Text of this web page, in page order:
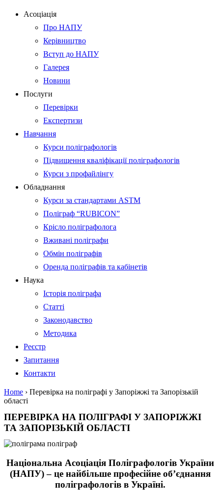
Асоціація
Про НАПУ
Керівництво
Вступ до НАПУ
Галерея
Новини
Послуги
Перевірки
Експертизи
Навчання
Курси поліграфологів
Підвищення кваліфікації поліграфологів
Курси з профайлінгу
Обладнання
Курси за стандартами ASTM
Поліграф “RUBICON”
Крісло поліграфолога
Вживані поліграфи
Обмін поліграфів
Оренда поліграфів та кабінетів
Наука
Історія поліграфа
Статті
Законодавство
Методика
Реєстр
Запитання
Контакти
Home › Перевірка на поліграфі у Запоріжжі та Запорізькій
області
ПЕРЕВІРКА НА ПОЛІГРАФІ У ЗАПОРІЖЖІ
ТА ЗАПОРІЗЬКІЙ ОБЛАСТІ
Національна Асоціація Поліграфологів України
(НАПУ) – це найбільше професійне об’єднання
поліграфологів в Україні.